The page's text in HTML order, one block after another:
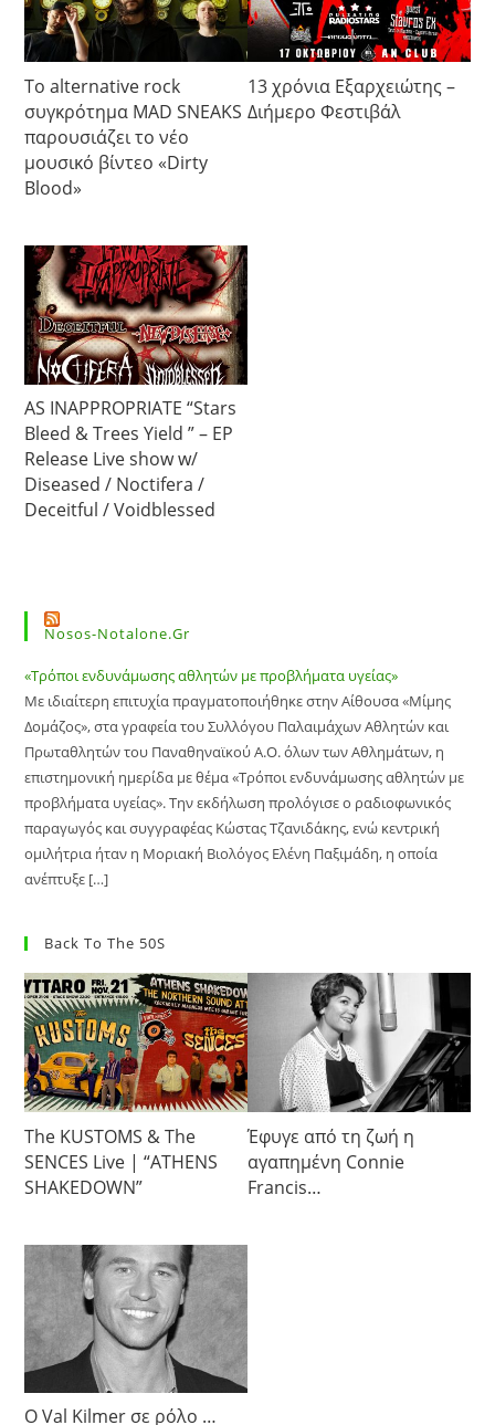
Το alternative rock
συγκρότημα MAD SNEAKS
παρουσιάζει το νέο
μουσικό βίντεο «Dirty
Blood»
13 χρόνια Εξαρχειώτης –
Διήμερο Φεστιβάλ
AS INAPPROPRIATE “Stars
Bleed & Trees Yield ” – EP
Release Live show w/
Diseased / Noctifera /
Deceitful / Voidblessed
Nosos-Notalone.gr
«Τρόποι ενδυνάμωσης αθλητών με προβλήματα υγείας»
Με ιδιαίτερη επιτυχία πραγματοποιήθηκε στην Αίθουσα «Μίμης
Δομάζος», στα γραφεία του Συλλόγου Παλαιμάχων Αθλητών και
Πρωταθλητών του Παναθηναϊκού Α.Ο. όλων των Αθλημάτων, η
επιστημονική ημερίδα με θέμα «Τρόποι ενδυνάμωσης αθλητών με
προβλήματα υγείας». Την εκδήλωση προλόγισε ο ραδιοφωνικός
παραγωγός και συγγραφέας Κώστας Τζανιδάκης, ενώ κεντρική
ομιλήτρια ήταν η Μοριακή Βιολόγος Ελένη Παξιμάδη, η οποία
ανέπτυξε […]
Back To The 50S
The KUSTOMS & The
SENCES Live | “ATHENS
SHAKEDOWN”
Έφυγε από τη ζωή η
αγαπημένη Connie
Francis…
Ο Val Kilmer σε ρόλο …